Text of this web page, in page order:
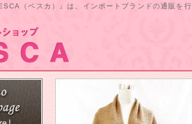
（ペスカ）』は、インポートブランドの通販を行